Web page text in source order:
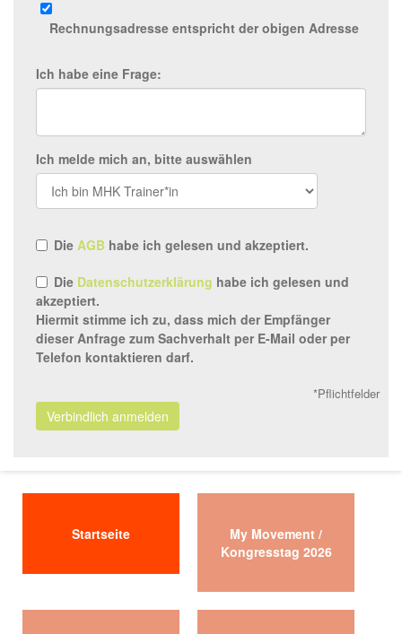
Rechnungsadresse entspricht der obigen Adresse
Ich habe eine Frage:
Ich melde mich an, bitte auswählen
Die AGB habe ich gelesen und akzeptiert.
Die Datenschutzerklärung habe ich gelesen und
akzeptiert.
Hiermit stimme ich zu, dass mich der Empfänger
dieser Anfrage zum Sachverhalt per E-Mail oder per
Telefon kontaktieren darf.
*Pflichtfelder
Verbindlich anmelden
Startseite
My Movement /
Kongresstag 2026